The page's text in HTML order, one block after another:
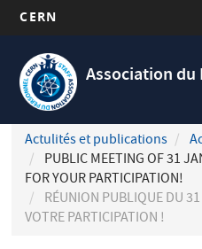
contenu
principal
CERN
Association du
Navigation
principale
Actulités et publications
PUBLIC MEETING OF 31
FOR YOUR PARTICIPATION!
RÉUNION PUBLIQUE DU
VOTRE PARTICIPATION !